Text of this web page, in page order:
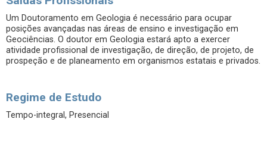
Um Doutoramento em Geologia é necessário para ocupar
posições avançadas nas áreas de ensino e investigação em
Geociências. O doutor em Geologia estará apto a exercer
atividade profissional de investigação, de direção, de projeto, de
prospeção e de planeamento em organismos estatais e privados.
Regime de Estudo
Tempo-integral, Presencial